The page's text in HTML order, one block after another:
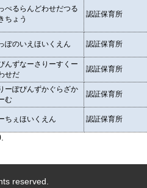
ぺるらんどわせだつる
ちょう
認証保育所
ぽのいえほいくえん 認証保育所
んずなーさりーすくー
せだ
認証保育所
ーぽぴんずかぐらざか
む
認証保育所
ちぇほいくえん 認証保育所
reserved.